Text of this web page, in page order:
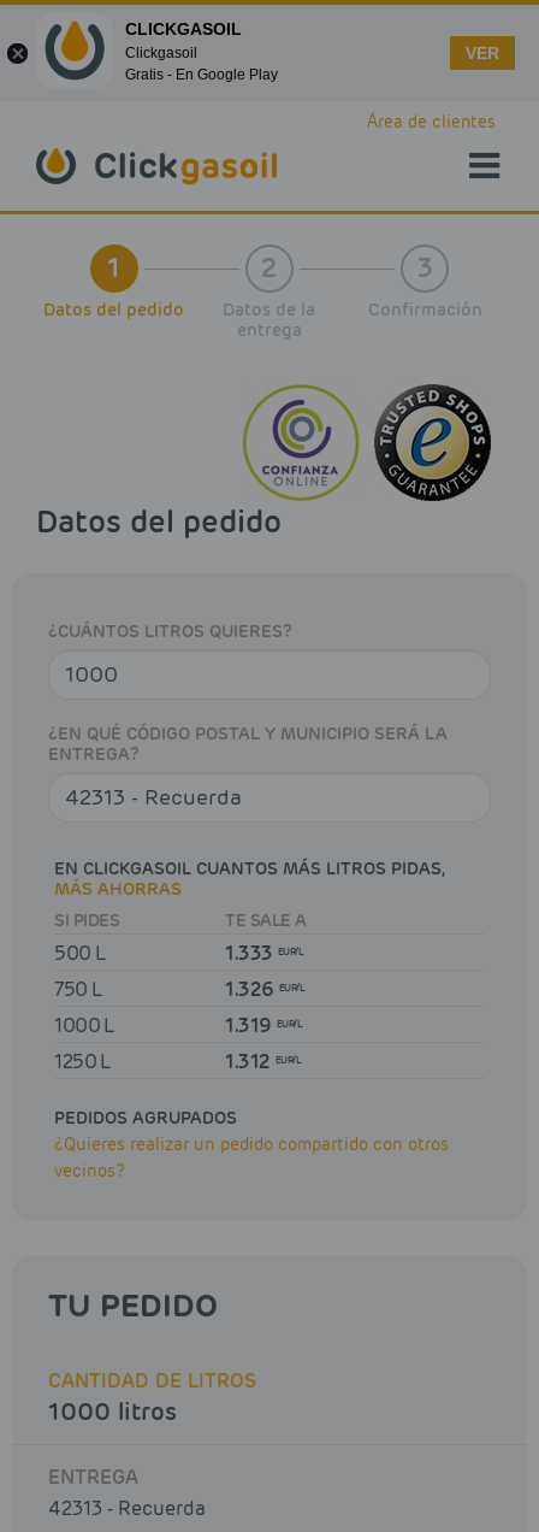
Área de clientes
1
Datos del pedido
2
Datos de la
entrega
3
Confirmación
Datos del pedido
¿CUÁNTOS LITROS QUIERES?
¿EN QUÉ CÓDIGO POSTAL Y MUNICIPIO SERÁ LA
ENTREGA?
EN CLICKGASOIL CUANTOS MÁS LITROS PIDAS,
MÁS AHORRAS
SI PIDES
TE SALE A
500 L 1.333 EUR/L
750 L 1.326 EUR/L
1000 L 1.319 EUR/L
1250 L 1.312 EUR/L
PEDIDOS AGRUPADOS
¿Quieres realizar un pedido compartido con otros
vecinos?
TU PEDIDO
CANTIDAD DE LITROS
1000 litros
ENTREGA
42313 - Recuerda
CLICKGASOIL
Clickgasoil
Gratis - En Google Play
VER